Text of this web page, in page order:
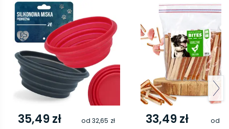
35,49 zł od 32,65 zł 33,49 zł od